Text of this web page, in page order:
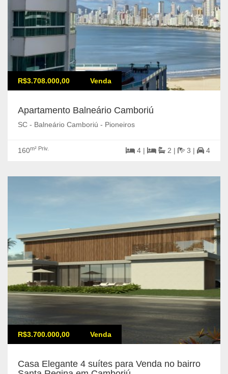
R$3.708.000,00 Venda
Apartamento Balneário Camboriú
SC - Balneário Camboriú - Pioneiros
160m² Priv. 4 | 2 | 3 | 4
R$3.700.000,00 Venda
Casa Elegante 4 suítes para Venda no bairro